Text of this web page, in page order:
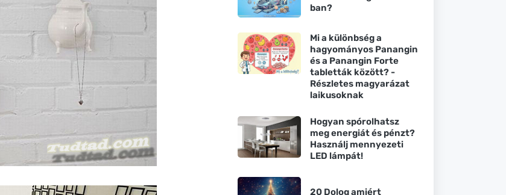
ban?
Mi a különbség a
hagyományos Panangin
és a Panangin Forte
tabletták között? -
Részletes magyarázat
laikusoknak
Hogyan spórolhatsz
meg energiát és pénzt?
Használj mennyezeti
LED lámpát!
20 Dolog amiért